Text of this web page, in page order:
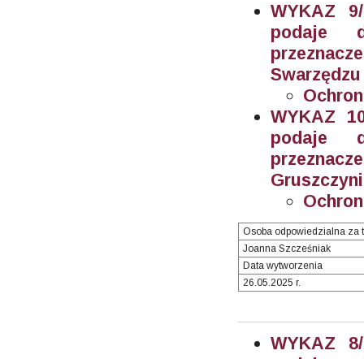
WYKAZ
podaje
WYKAZ
podaje
Osoba odpowiedzialna za
Joanna Szcześniak
Data wytworzenia
26.05.2025 r.
WYKAZ